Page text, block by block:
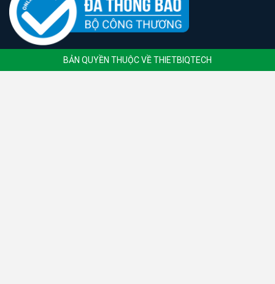
BẢN QUYỀN THUỘC VỀ THIETBIQTECH